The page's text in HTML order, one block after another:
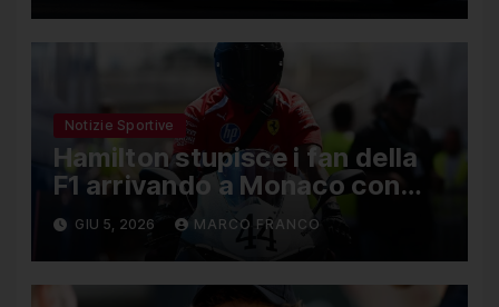
Notizie Sportive
Hamilton stupisce i fan della
F1 arrivando a Monaco con
una Ducati in edizione limitata
GIU 5, 2026 MARCO FRANCO